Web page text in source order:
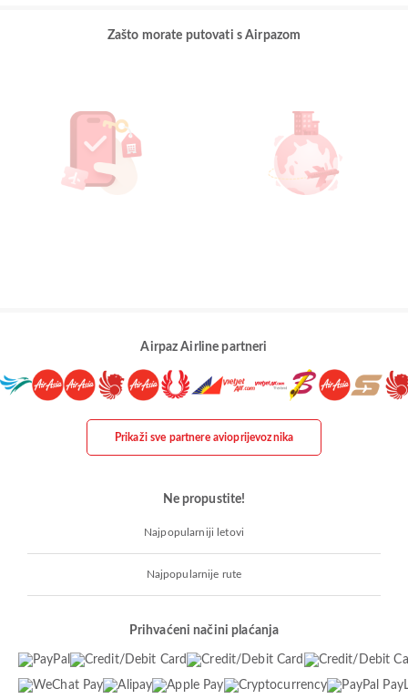
Zašto morate putovati s Airpazom
Airpaz Airline partneri
Prikaži sve partnere avioprijevoznika
Ne propustite!
Najpopularniji letovi
Najpopularnije rute
Prihvaćeni načini plaćanja